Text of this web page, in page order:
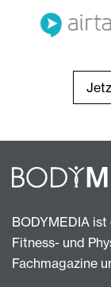
BODYMEDIA
Fitness- und
Fachmagazine